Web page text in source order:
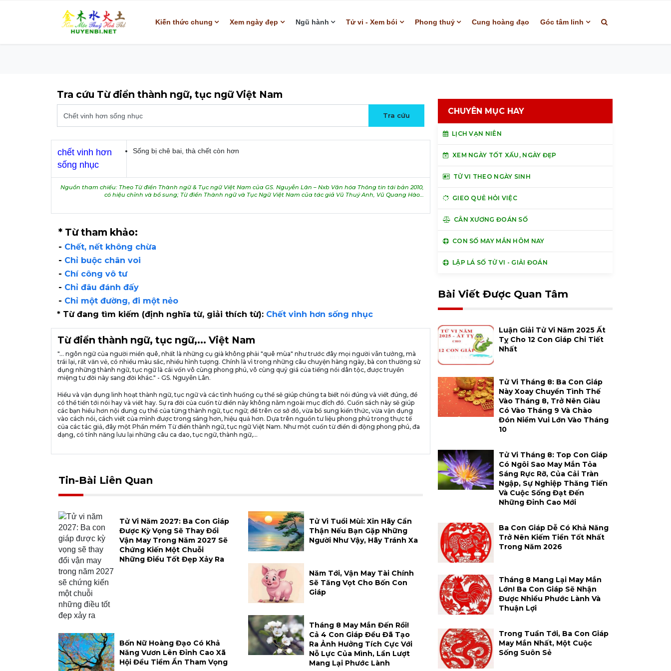
Kiến thức chung Xem ngày đẹp Ngũ hành Tử vi - Xem bói Phong thuỷ Cung hoàng đạo Góc tâm linh
Tra cứu Từ điển thành ngữ, tục ngữ Việt Nam
chết vinh hơn
sống nhục
Sống bị chê bai, thà chết còn hơn
Nguồn tham chiếu: Theo Từ điển Thành ngữ & Tục ngữ Việt Nam của GS. Nguyễn Lân – Nxb Văn hóa Thông tin tái bản 2010,
có hiệu chỉnh và bổ sung; Từ điển Thành ngữ và Tục Ngữ Việt Nam của tác giả Vũ Thuý Anh, Vũ Quang Hào…
* Từ tham khảo:
- Chết, nết không chừa
- Chỉ buộc chân voi
- Chí công vô tư
- Chỉ đâu đánh đấy
- Chỉ một đường, đi một nẻo
* Từ đang tìm kiếm (định nghĩa từ, giải thích từ): Chết vinh hơn sống nhục
Từ điển thành ngữ, tục ngữ,... Việt Nam
"... ngôn ngữ của người miền quê, nhất là những cụ già không phải "quê mùa" như trước đây mọi người vẫn tưởng, mà
trái lại, rất văn vẻ, có nhiều màu sắc, nhiều hình tượng. Chính là vì trong những câu chuyện hàng ngày, bà con thường sử
dụng những thành ngữ, tục ngữ là cái vốn vô cùng phong phú, vô cùng quý giá của tiếng nói dân tộc, được truyền
miệng tư đời này sang đời khác." - GS. Nguyễn Lân.
Hiểu và vận dụng linh hoạt thành ngữ, tục ngữ và các tình huống cụ thể sẽ giúp chúng ta biết nói đúng và viết đúng, để
có thể tiến tới nói hay và viết hay. Sự ra đời của cuốn từ điển này không nằm ngoài mục đích đó. Cuốn sách này sẽ giúp
các bạn hiểu hơn nội dung cụ thể của từng thành ngữ, tục ngữ; để trên cơ sở đó, vừa bổ sung kiến thức, vừa vận dụng
vào cách nói, cách viết của mình được trong sáng hơn, hiệu quả hơn. Dựa trên nguồn tư liệu phong phú trong thực tế
của các tác giả, đây một Phần mềm Từ điển thành ngữ, tục ngữ Việt Nam. Như một cuốn từ điển di động phong phú, đa
dạng, có tính năng lưu lại những câu ca dao, tục ngữ, thành ngữ,...
Tin-Bài Liên Quan
Tử Vi Năm 2027: Ba Con Giáp
Được Kỳ Vọng Sẽ Thay Đổi
Vận May Trong Năm 2027 Sẽ
Chứng Kiến Một Chuỗi
Những Điều Tốt Đẹp Xảy Ra
Bốn Nữ Hoàng Đạo Có Khả
Năng Vươn Lên Đỉnh Cao Xã
Hội Đều Tiềm Ẩn Tham Vọng
Tử Vi Tuổi Mùi: Xin Hãy Cẩn
Thận Nếu Bạn Gặp Những
Người Như Vậy, Hãy Tránh Xa
Năm Tới, Vận May Tài Chính
Sẽ Tăng Vọt Cho Bốn Con
Giáp
Tháng 8 May Mắn Đến Rồi!
Cả 4 Con Giáp Đều Đã Tạo
Ra Ảnh Hưởng Tích Cực Với
Nỗ Lực Của Mình, Lần Lượt
Mang Lại Phước Lành
CHUYÊN MỤC HAY
LỊCH VẠN NIÊN
XEM NGÀY TỐT XẤU, NGÀY ĐẸP
TỬ VI THEO NGÀY SINH
GIEO QUẺ HỎI VIỆC
CÂN XƯƠNG ĐOÁN SỐ
CON SỐ MAY MẮN HÔM NAY
LẬP LÁ SỐ TỬ VI - GIẢI ĐOÁN
Bài Viết Được Quan Tâm
Luận Giải Tử Vi Năm 2025 Ất
Tỵ Cho 12 Con Giáp Chi Tiết
Nhất
Tử Vi Tháng 8: Ba Con Giáp
Này Xoay Chuyển Tình Thế
Vào Tháng 8, Trở Nên Giàu
Có Vào Tháng 9 Và Chào
Đón Niềm Vui Lớn Vào Tháng
10
Tử Vi Tháng 8: Top Con Giáp
Có Ngôi Sao May Mắn Tỏa
Sáng Rực Rỡ, Của Cải Tràn
Ngập, Sự Nghiệp Thăng Tiến
Và Cuộc Sống Đạt Đến
Những Đỉnh Cao Mới
Ba Con Giáp Dễ Có Khả Năng
Trở Nên Kiếm Tiền Tốt Nhất
Trong Năm 2026
Tháng 8 Mang Lại May Mắn
Lớn! Ba Con Giáp Sẽ Nhận
Được Nhiều Phước Lành Và
Thuận Lợi
Trong Tuần Tới, Ba Con Giáp
May Mắn Nhất, Một Cuộc
Sống Suôn Sẻ